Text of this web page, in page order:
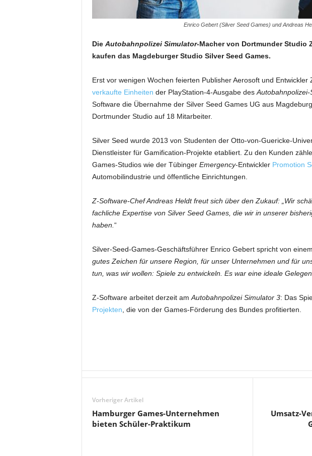
Enrico Gebert (Silver Seed Games) und Andreas
Die Autobahnpolizei Simulator-Macher von Dortmunder Studio
kaufen das Magdeburger Studio Silver Seed Games.
Erst vor wenigen Wochen feierten Publisher Aerosoft und Entwickler
verkaufte Einheiten der PlayStation-4-Ausgabe des Autobahnpolizei-
Software die Übernahme der Silver Seed Games UG aus
Dortmunder Studio auf 18 Mitarbeiter.
Silver Seed wurde 2013 von Studenten der Otto-von-Guericke-
Dienstleister für Gamification-Projekte etabliert. Zu den Kunden
Games-Studios wie der Tübinger Emergency-Entwickler Promotion
Automobilindustrie und öffentliche Einrichtungen.
Z-Software-Chef Andreas Heldt freut sich über den Zukauf: „Wir
fachliche Expertise von Silver Seed Games, die wir in unserer
haben. “
Silver-Seed-Games-Geschäftsführer Enrico Gebert spricht von einem
gutes Zeichen für unsere Region, für unser Unternehmen und für
tun, was wir wollen: Spiele zu entwickeln. Es war eine ideale
Z-Software arbeitet derzeit am Autobahnpolizei Simulator 3: Das
Projekten , die von der Games-Förderung des Bundes profitierten.
Vorheriger Artikel
Hamburger Games-Unternehmen
bieten Schüler-Praktikum
Umsatz-